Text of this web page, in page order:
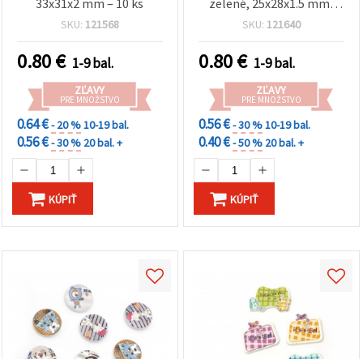
33x31x2 mm – 10 ks
SKU: 121568
0.80€ 1-9 bal.
ZĽAVY
PRE MNOŽSTVO
0.64 €- 20 %10-19 bal.
0.56 €- 30 % 20 bal. +
KÚPIŤ
zelené, 25x28x1.5 mm,
otvor 1 mm, balenie 10 ks;
kreatívne tvorenie a
scrapbooking
SKU: 121640
0.80€ 1-9 bal.
ZĽAVY
PRE MNOŽSTVO
0.56 €- 30 %10-19 bal.
0.40 €- 50 % 20 bal. +
KÚPIŤ